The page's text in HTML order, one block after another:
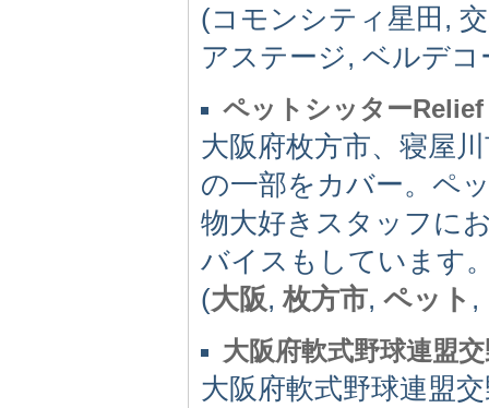
(コモンシティ星田,
アステージ, ベルデ
ペットシッター
大阪府枚方市、寝屋
の一部をカバー。ペ
物大好きスタッフに
バイスもしています
(大阪,枚方市, ペット ,
大阪府軟式野球連盟
大阪府軟式野球連盟